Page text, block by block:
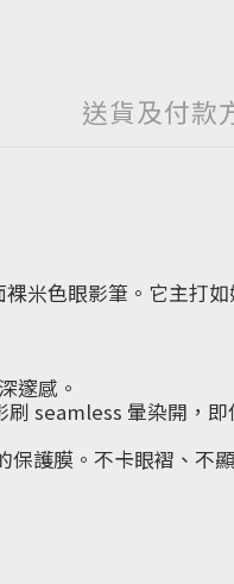
送貨及付款
米色眼影筆。它主打
邃感。
seamless 暈染開，即
護膜。不卡眼褶、不